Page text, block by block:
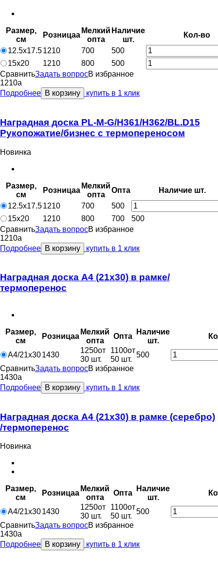
Размер,
см
Розницаa
Мелкий
оптa
Наличие
шт.
Кол-во
12.5х17.51210 700
500
15х20
1210 800
500
СравнитьЗадать вопросВ избранное
1210a
Подробнее В корзину купить в 1 клик
Наградная доска PL-M-G/H361/H362/BL.D15
Рукопожатие/бизнес с термопереносом
Новинка
Размер,
см
Розницаa
Мелкий
оптa
Оптa Наличие шт.
12.5х17.51210 700
500
15х20
1210 800 700
500
СравнитьЗадать вопросВ избранное
1210a
Подробнее В корзину купить в 1 клик
Наградная доска А4 (21х30) в рамке/
термоперенос
Размер,
см
Розницаa
Мелкий
оптa
Оптa
Наличие
шт.
А4/21х301430
1250от
30 шт.
1100от
50 шт.
500
СравнитьЗадать вопросВ избранное
1430a
Подробнее В корзину купить в 1 клик
Наградная доска А4 (21х30) в рамке (серебро)
/термоперенос
Новинка
Размер,
см
Розницаa
Мелкий
оптa
Оптa
Наличие
шт.
А4/21х301430
1250от
30 шт.
1100от
50 шт.
500
СравнитьЗадать вопросВ избранное
1430a
Подробнее В корзину купить в 1 клик